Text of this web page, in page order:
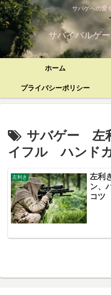
サバゲへの愛
サバイバルゲ
ホーム
プライバシーポリシー
サバゲー
イフル ハンド
左利き
左利
ン、
コツ